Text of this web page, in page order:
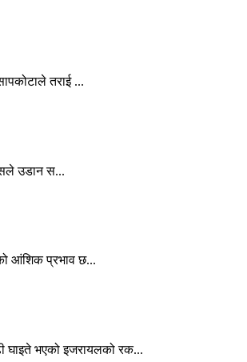
तराई ...
उडान स...
आंशिक प्रभाव छ...
घाइते भएको इजरायलको रक...